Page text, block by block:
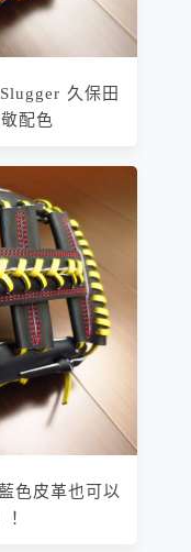
久保田
配色
色皮革也可以